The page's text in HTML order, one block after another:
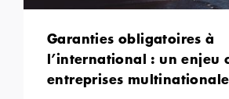
Garanties obligatoires à
l’international : un enjeu
entreprises